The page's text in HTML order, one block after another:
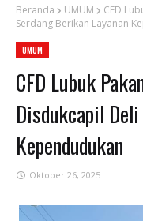
Beranda UMUM
CFD
Serdang Berikan Layanan
UMUM
CFD Lubuk
Disdukcapil
Kependudukan
Oktober 26, 2025